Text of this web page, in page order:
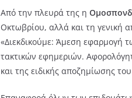
Από την πλευρά της η
Οκτωβρίου, αλλά και τη γενική
«Διεκδικούμε: Άμεση εφαρμογή
τακτικών εφημεριών.
και της ειδικής αποζημίωσης